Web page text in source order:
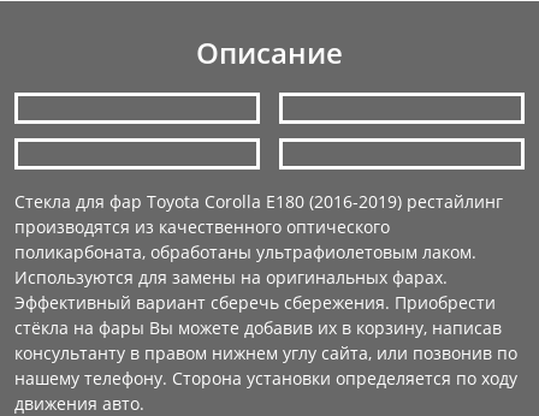
Описание
Стекла для фар Toyota Corolla E180 (2016-2019) рестайлинг
производятся из качественного оптического
поликарбоната, обработаны ультрафиолетовым лаком.
Используются для замены на оригинальных фарах.
Эффективный вариант сберечь сбережения. Приобрести
стёкла на фары Вы можете добавив их в корзину, написав
консультанту в правом нижнем углу сайта, или позвонив по
нашему телефону. Сторона установки определяется по ходу
движения авто.